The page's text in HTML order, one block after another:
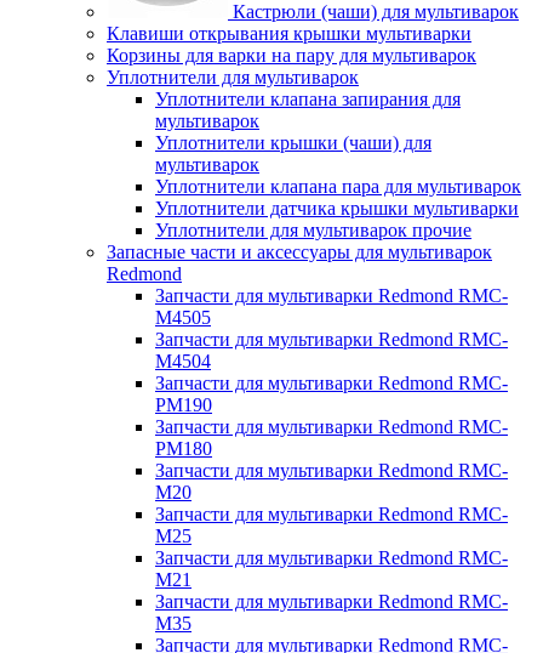
Кастрюли (чаши) для мультиварок
Клавиши открывания крышки мультиварки
Корзины для варки на пару для мультиварок
Уплотнители для мультиварок
Уплотнители клапана запирания для
мультиварок
Уплотнители крышки (чаши) для
мультиварок
Уплотнители клапана пара для мультиварок
Уплотнители датчика крышки мультиварки
Уплотнители для мультиварок прочие
Запасные части и аксессуары для мультиварок
Redmond
Запчасти для мультиварки Redmond RMC-
M4505
Запчасти для мультиварки Redmond RMC-
M4504
Запчасти для мультиварки Redmond RMC-
PM190
Запчасти для мультиварки Redmond RMC-
PM180
Запчасти для мультиварки Redmond RMC-
M20
Запчасти для мультиварки Redmond RMC-
M25
Запчасти для мультиварки Redmond RMC-
M21
Запчасти для мультиварки Redmond RMC-
M35
Запчасти для мультиварки Redmond RMC-